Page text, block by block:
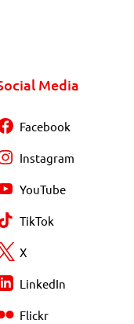
Media
Facebook
Instagram
YouTube
TikTok
X
LinkedIn
Flickr